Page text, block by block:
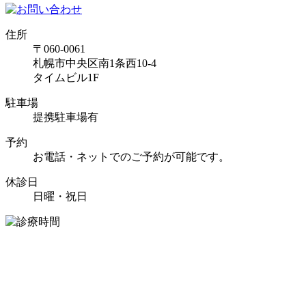
住所
〒060-0061
札幌市中央区南1条西10-4
タイムビル1F
駐車場
提携駐車場有
予約
お電話・ネットでのご予約が可能です。
休診日
日曜・祝日